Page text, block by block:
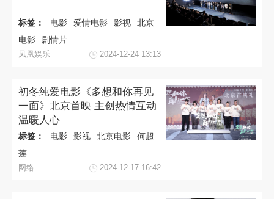
标签： 电影 爱情电影 影视
北京
电影
剧情片
凤凰娱乐 2024-12-24 13:13
初冬纯爱电影《多想和你再见
一面》北京首映 主创热情互动
温暖人心
标签： 电影 影视 北京电影
何超
莲
网络 2024-12-17 16:42